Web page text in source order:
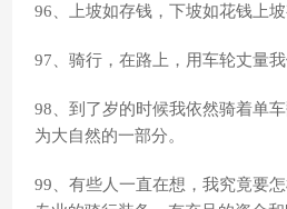
96、上坡如存钱，下坡如花钱上
97、骑行，在路上，用车轮丈量我
98、到了岁的时候我依然骑着单
为大自然的一部分。
99、有些人一直在想，我究竟要